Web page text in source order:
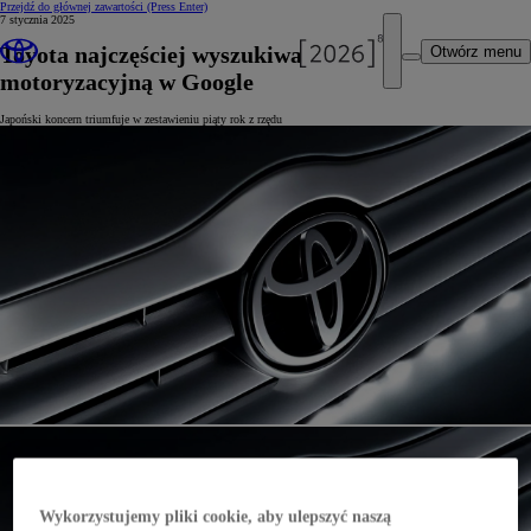
Przejdź do głównej zawartości (Press Enter)
Otwórz menu
7 stycznia 2025
Toyota najczęściej wyszukiwaną marką
motoryzacyjną w Google
Japoński koncern triumfuje w zestawieniu piąty rok z rzędu
Wykorzystujemy pliki cookie, aby ulepszyć naszą